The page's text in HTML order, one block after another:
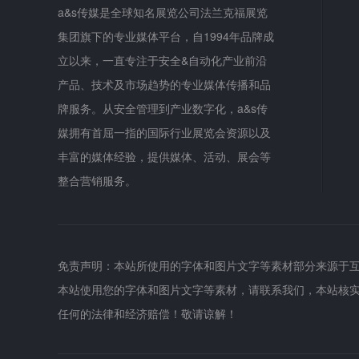
a&s传媒是全球知名展览公司法兰克福展览
集团旗下的专业媒体平台，自1994年品牌成
立以来，一直专注于安全&自动化产业前沿
产品、技术及市场趋势的专业媒体传播和品
牌服务。从安全管理到产业数字化，a&s传
媒拥有首屈一指的国际行业展览会资源以及
丰富的媒体经验，提供媒体、活动、展会等
整合营销服务。
免责声明：本站所使用的字体和图片文字等素材部分来源
本站使用您的字体和图片文字等素材，请联系我们，本站
任何的法律和经济赔偿！敬请谅解！